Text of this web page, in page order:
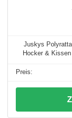
Juskys
Hocker &